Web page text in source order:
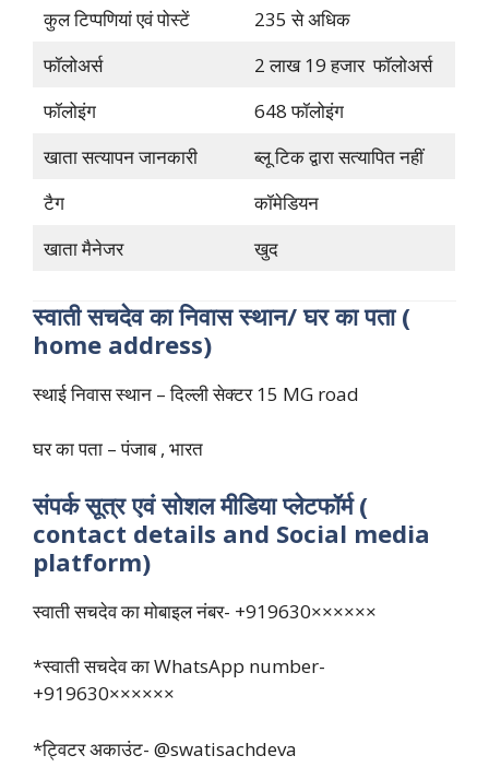
कुल टिप्पणियां एवं पोस्टें
235 से अधिक
फॉलोअर्स
2 लाख 19 हजार फॉलोअर्स
फॉलोइंग
648 फॉलोइंग
खाता सत्यापन जानकारी
ब्लू टिक द्वारा सत्यापित नहीं
टैग
कॉमेडियन
खाता मैनेजर
खुद
स्वाती सचदेव का निवास स्थान/ घर का पता (
home address)
स्थाई निवास स्थान – दिल्ली सेक्टर 15 MG road
घर का पता – पंजाब , भारत
संपर्क सूत्र एवं सोशल मीडिया प्लेटफॉर्म (
contact details and Social media
platform)
स्वाती सचदेव का मोबाइल नंबर- +919630××××××
*स्वाती सचदेव का WhatsApp number-
+919630××××××
*ट्विटर अकाउंट- @swatisachdeva